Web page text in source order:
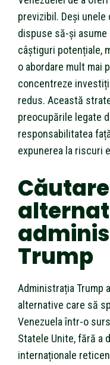
previzibil. Deși unele
dispuse să-și
câștiguri potențiale,
o abordare mult mai
concentreze
redus. Această
preocupările legate
responsabilitatea
expunerea la riscuri
Trump
Administrația Trump
alternative care să
Venezuela într-o
Statele Unite, fără a
internaționale